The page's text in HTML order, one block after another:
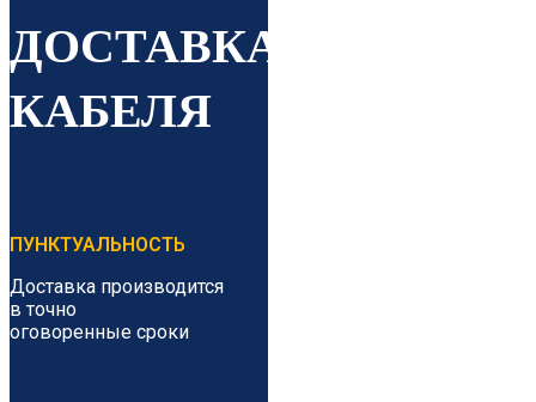
ДОСТАВКА
КАБЕЛЯ
ПУНКТУАЛЬНОСТЬ
Доставка производится
в точно
оговоренные сроки